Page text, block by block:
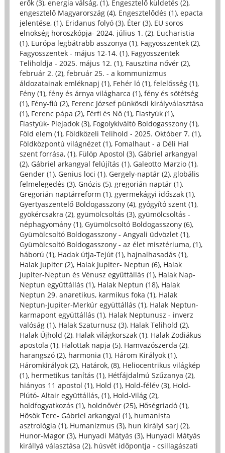
erők (3), energia válság, (1), Engesztelő küldetés (2),
engesztelő Magyarország (4), Engesztelődés (1), epacta
jelentése, (1), Eridanus folyó (3), Éter (3), EU soros
elnökség horoszkópja- 2024. július 1. (2), Eucharistia
(1), Európa legbátrabb asszonya (1), Fagyosszentek (2),
Fagyosszentek - május 12-14. (1), Fagyosszentek
Teliholdja - 2025. május 12. (1), Fausztina nővér (2),
február 2. (2), február 25. - a kommunizmus
áldozatainak emléknapj (1), Fehér ló (1), felelősség (1),
Fény (1), fény és árnya világharca (1), fény és sötétség
(1), Fény-fiú (2), Ferenc József pünkösdi királyválasztása
(1), Ferenc pápa (2), Férfi és Nő (1), Fiastyúk (1),
Fiastyúk- Plejadok (3), Fogolykiváltó Boldogasszony (1),
Föld elem (1), Földközeli Telihold - 2025. Október 7. (1),
Földközpontú világnézet (1), Fomalhaut - a Déli Hal
szent forrása, (1), Fülöp Apostol (3), Gábriel arkangyal
(2), Gábriel arkangyal felújítás (1), Galeotto Marzio (1),
Gender (1), Genius loci (1), Gergely-naptár (2), globális
felmelegedés (3), Gnózis (5), gregorián naptár (1),
Gregorián naptárreform (1), gyermekágyi időszak (1),
Gyertyaszentelő Boldogasszony (4), gyógyító szent (1),
gyökércsakra (2), gyümölcsoltás (3), gyümölcsoltás -
néphagyomány (1), Gyümölcsoltó Boldogasszony (6),
Gyümölcsoltó Boldogasszony - Angyali üdvözlet (1),
Gyümölcsoltó Boldogasszony - az élet misztériuma, (1),
háború (1), Hadak útja-Tejút (1), hajnalhasadás (1),
Halak Jupiter (2), Halak Jupiter- Neptun (6), Halak
Jupiter-Neptun és Vénusz együttállás (1), Halak Nap-
Neptun együttállás (1), Halak Neptun (18), Halak
Neptun 29. anaretikus, karmikus foka (1), Halak
Neptun-Jupiter-Merkúr együttállás (1), Halak Neptun-
karmapont együttállás (1), Halak Neptunusz - inverz
valóság (1), Halak Szaturnusz (3), Halak Telihold (2),
Halak Újhold (2), Halak világkorszak (1), Halak Zodiákus
apostola (1), Halottak napja (5), Hamvazószerda (2),
harangszó (2), harmonia (1), Három Királyok (1),
Háromkirályok (2), Határok, (8), Heliocentrikus világkép
(1), hermetikus tanítás (1), Hétfájdalmú Szűzanya (2),
hiányos 11 apostol (1), Hold (1), Hold-félév (3), Hold-
Plútó- Altair együttállás, (1), Hold-Világ (2),
holdfogyatkozás (1), holdnővér (25), Hőségriadó (1),
Hősök Tere- Gábriel arkangyal (1), humanista
asztrológia (1), Humanizmus (3), hun királyi sarj (2),
Hunor-Magor (3), Hunyadi Mátyás (3), Hunyadi Mátyás
királlyá választása (2), húsvét időpontja - csillagászati